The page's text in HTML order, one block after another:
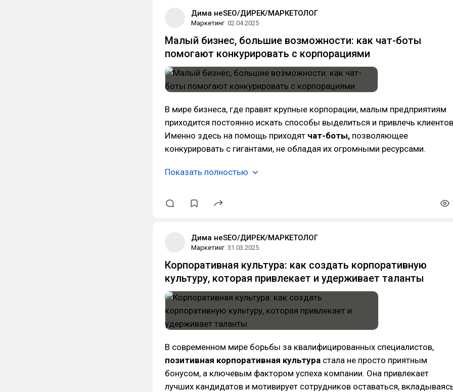
Дима неSEO/ДИРЕК/МАРКЕТОЛОГ
Маркетинг 02.04.2025
Малый бизнес, большие возможности: как чат-боты
помогают конкурировать с корпорациями
В мире бизнеса, где правят крупные корпорации, малым предприятиям
приходится постоянно искать способы выделиться и привлечь
Именно здесь на помощь приходят чат-боты, позволяющее
конкурировать с гигантами, не обладая их огромными ресурсами.
Показать полностью
Дима неSEO/ДИРЕК/МАРКЕТОЛОГ
Маркетинг 31.03.2025
Корпоративная культура: как создать корпоративную
культуру, которая привлекает и удерживает таланты
В современном мире борьбы за квалифицированных специалистов,
позитивная корпоративная культура стала не просто приятным
бонусом, а ключевым фактором успеха компании. Она привлекает
лучших кандидатов и мотивирует сотрудников оставаться,